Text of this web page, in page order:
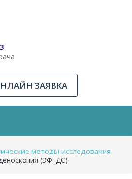
ЗАЯВКА
методы исследования
(ЭФГДС)